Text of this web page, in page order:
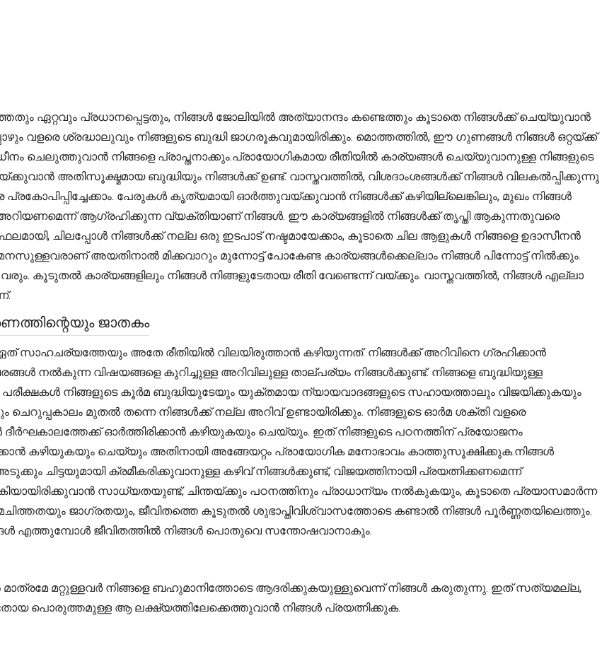
ഏറ്റവും പ്രധാനപ്പെട്ടതും, നിങ്ങൾ ജോലിയിൽ അത്യാനന്ദം കണ്ടെത്തും കൂടാതെ നിങ്ങൾക്ക് ചെയ്യുവാൻ
വളരെ ശ്രദ്ധാലുവും നിങ്ങളുടെ ബുദ്ധി ജാഗരൂകവുമായിരിക്കും. മൊത്തത്തിൽ, ഈ ഗുണങ്ങൾ നിങ്ങൾ ഒറ്റയ്ക്ക്
ചെലുത്തുവാൻ നിങ്ങളെ പ്രാപ്തനാക്കും.പ്രായോഗികമായ രീതിയിൽ കാര്യങ്ങൾ ചെയ്യുവാനുള്ള നിങ്ങളുടെ
അതിസൂക്ഷ്മമായ ബുദ്ധിയും നിങ്ങൾക്ക് ഉണ്ട്. വാസ്തവത്തിൽ, വിശദാംശങ്ങൾക്ക് നിങ്ങൾ വിലകൽപ്പിക്കുന്നു
പേരുകൾ കൃത്യമായി ഓർത്തുവയ്ക്കുവാൻ നിങ്ങൾക്ക് കഴിയില്ലെങ്കിലും, മുഖം നിങ്ങൾ
ആഗ്രഹിക്കുന്ന വ്യക്തിയാണ് നിങ്ങൾ. ഈ കാര്യങ്ങളിൽ നിങ്ങൾക്ക് തൃപ്തി ആകുന്നതുവരെ
ചിലപ്പോൾ നിങ്ങൾക്ക് നല്ല ഒരു ഇടപാട് നഷ്ടമായേക്കാം, കൂടാതെ ചില ആളുകൾ നിങ്ങളെ ഉദാസീനൻ
അയതിനാൽ മിക്കവാറും മുന്നോട്ട് പോകേണ്ട കാര്യങ്ങൾക്കെല്ലാം നിങ്ങൾ പിന്നോട്ട് നിൽക്കും.
കൂടുതൽ കാര്യങ്ങളിലും നിങ്ങൾ നിങ്ങളുടേതായ രീതി വേണ്ടെന്ന് വയ്ക്കും. വാസ്തവത്തിൽ, നിങ്ങൾ എല്ലാ
ജാതകം
സാഹചര്യത്തേയും അതേ രീതിയിൽ വിലയിരുത്താൻ കഴിയുന്നത്. നിങ്ങൾക്ക് അറിവിനെ ഗ്രഹിക്കാൻ
വിഷയങ്ങളെ കുറിച്ചുള്ള അറിവിലുള്ള താല്പര്യം നിങ്ങൾക്കുണ്ട്. നിങ്ങളെ ബുദ്ധിയുള്ള
പരീക്ഷകൾ നിങ്ങളുടെ കൂർമ ബുദ്ധിയുടേയും യുക്തമായ ന്യായവാദങ്ങളുടെ സഹായത്താലും വിജയിക്കുകയും
ചെറുപ്പകാലം മുതൽ തന്നെ നിങ്ങൾക്ക് നല്ല അറിവ് ഉണ്ടായിരിക്കും. നിങ്ങളുടെ ഓർമ ശക്തി വളരെ
ഓർത്തിരിക്കാൻ കഴിയുകയും ചെയ്യും. ഇത് നിങ്ങളുടെ പഠനത്തിന് പ്രയോജനം
കഴിയുകയും ചെയ്യും അതിനായി അങ്ങേയറ്റം പ്രായോഗിക മനോഭാവം കാത്തുസൂക്ഷിക്കുക.നിങ്ങൾ
ചിട്ടയുമായി ക്രമീകരിക്കുവാനുള്ള കഴിവ് നിങ്ങൾക്കുണ്ട്, വിജയത്തിനായി പ്രയത്നിക്കണമെന്ന്
സാധ്യതയുണ്ട്, ചിന്തയ്ക്കും പഠനത്തിനും പ്രാധാന്യം നൽകുകയും, കൂടാതെ പ്രയാസമാർന്ന
ജാഗ്രതയും, ജീവിതത്തെ കൂടുതൽ ശുഭാപ്തിവിശ്വാസത്തോടെ കണ്ടാൽ നിങ്ങൾ പൂർണ്ണതയിലെത്തും.
നിങ്ങൾ എത്തുമ്പോൾ ജീവിതത്തിൽ നിങ്ങൾ പൊതുവെ സന്തോഷവാനാകും.
മാത്രമേ മറ്റുള്ളവർ നിങ്ങളെ ബഹുമാനിത്തോടെ ആദരിക്കുകയുള്ളുവെന്ന് നിങ്ങൾ കരുതുന്നു. ഇത് സത്യമല്ല,
പൊരുത്തമുള്ള ആ ലക്ഷ്യത്തിലേക്കെത്തുവാൻ നിങ്ങൾ പ്രയത്നിക്കുക.